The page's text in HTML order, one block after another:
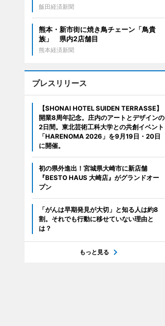
飯田経済新聞
熊本・新市街に焼き鳥チェーン「鳥貴
族」 県内2店舗目
熊本経済新聞
プレスリリース
【SHONAI HOTEL SUIDEN TERRASSE】
開業8周年記念。庄内のアートとデザインの
2日間。東北芸術工科大学との共創イベント
「HARENOMA 2026」を9月19日・20日
に開催。
初の県外進出！宮城県大崎市に新店舗
『BESTO HAUS 大崎店』がグランドオー
プン
「がんは早期発見が大切」と知る人は約8
割。それでも行動に移せていない理由と
は？
もっと見る